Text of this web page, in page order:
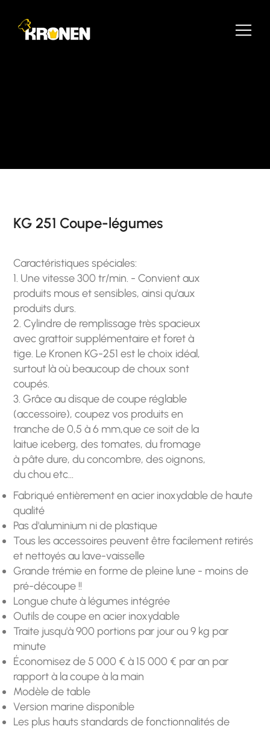
KG 251 Coupe-légumes
Caractéristiques spéciales:
1. Une vitesse 300 tr/min. - Convient aux
produits mous et sensibles, ainsi qu'aux
produits durs.
2. Cylindre de remplissage très spacieux
avec grattoir supplémentaire et foret à
tige. Le Kronen KG-251 est le choix idéal,
surtout là où beaucoup de choux sont
coupés.
3. Grâce au disque de coupe réglable
(accessoire), coupez vos produits en
tranche de 0,5 à 6 mm,que ce soit de la
laitue iceberg, des tomates, du fromage
à pâte dure, du concombre, des oignons,
du chou etc…
Fabriqué entièrement en acier inoxydable de haute
qualité
Pas d'aluminium ni de plastique
Tous les accessoires peuvent être facilement retirés
et nettoyés au lave-vaisselle
Grande trémie en forme de pleine lune - moins de
pré-découpe !!
Longue chute à légumes intégrée
Outils de coupe en acier inoxydable
Traite jusqu'à 900 portions par jour ou 9 kg par
minute
Économisez de 5 000 € à 15 000 € par an par
rapport à la coupe à la main
Modèle de table
Version marine disponible
Les plus hauts standards de fonctionnalités de